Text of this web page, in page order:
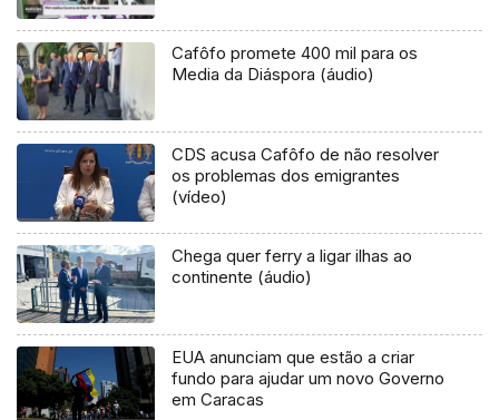
Cafôfo promete 400 mil para os
Media da Diáspora (áudio)
CDS acusa Cafôfo de não resolver
os problemas dos emigrantes
(vídeo)
Chega quer ferry a ligar ilhas ao
continente (áudio)
EUA anunciam que estão a criar
fundo para ajudar um novo Governo
em Caracas